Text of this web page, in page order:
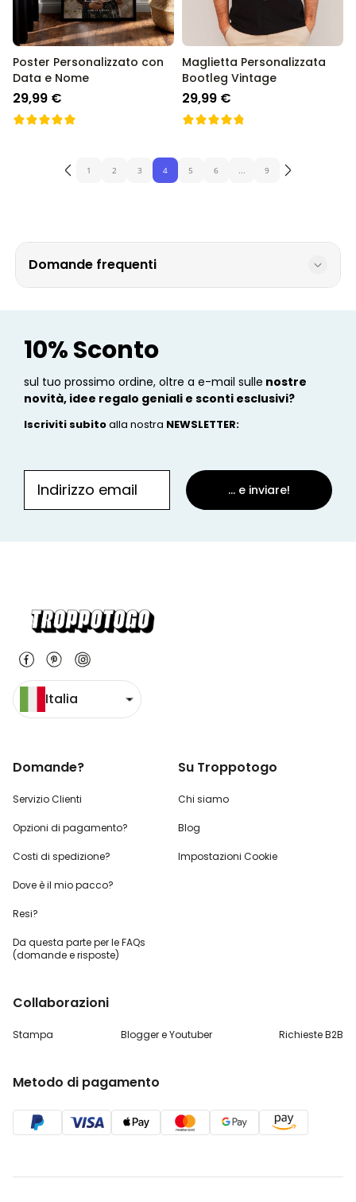
Poster Personalizzato con
Data e Nome
29,99 €
Maglietta Personalizzata
Bootleg Vintage
29,99 €
1 2 3 4 5 6 ... 9
Domande frequenti
10% Sconto
sul tuo prossimo ordine, oltre a e-mail sulle nostre
novità, idee regalo geniali e sconti esclusivi?
Iscriviti subitoalla nostra NEWSLETTER:
... e inviare!
Italia
Domande?
Servizio Clienti
Opzioni di pagamento?
Costi di spedizione?
Dove è il mio pacco?
Resi?
Da questa parte perle FAQs
(domande e risposte)
Su Troppotogo
Chi siamo
Blog
Impostazioni Cookie
Collaborazioni
Stampa Blogger e Youtuber Richieste B2B
Metodo di pagamento